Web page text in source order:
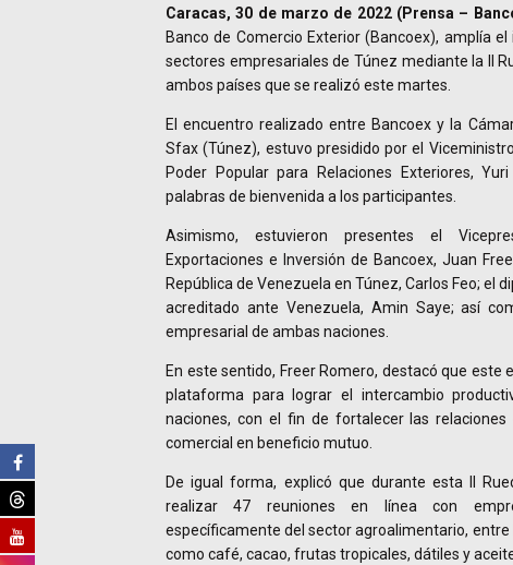
Caracas, 30 de marzo de 2022 (Prensa –
Banco de Comercio Exterior (Bancoex), amplía
sectores empresariales de Túnez mediante la II
ambos países que se realizó este martes.
El encuentro realizado entre Bancoex y la
Sfax (Túnez), estuvo presidido por el
Poder Popular para Relaciones Exteriores,
palabras de bienvenida a los participantes.
Asimismo, estuvieron presentes el
Exportaciones e Inversión de Bancoex, Juan
República de Venezuela en Túnez, Carlos Feo; el
acreditado ante Venezuela, Amin Saye; así
empresarial de ambas naciones.
En este sentido, Freer Romero, destacó que este
plataforma para lograr el intercambio
naciones, con el fin de fortalecer las relaciones
comercial en beneficio mutuo.
De igual forma, explicó que durante esta II
realizar 47 reuniones en línea con
específicamente del sector agroalimentario,
como café, cacao, frutas tropicales, dátiles y